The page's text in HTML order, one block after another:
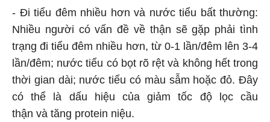
- Đi tiểu đêm nhiều hơn và nước tiểu bất thường:
Nhiều người có vấn đề về thận sẽ gặp phải tình
trạng đi tiểu đêm nhiều hơn, từ 0-1 lần/đêm lên 3-4
lần/đêm; nước tiểu có bọt rõ rệt và không hết trong
thời gian dài; nước tiểu có màu sẫm hoặc đỏ. Đây
có thể là dấu hiệu của giảm tốc độ lọc cầu
thận và tăng protein niệu.